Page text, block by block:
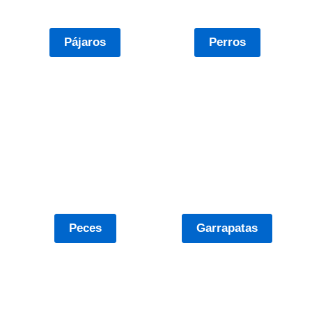
Pájaros Perros
Peces Garrapatas